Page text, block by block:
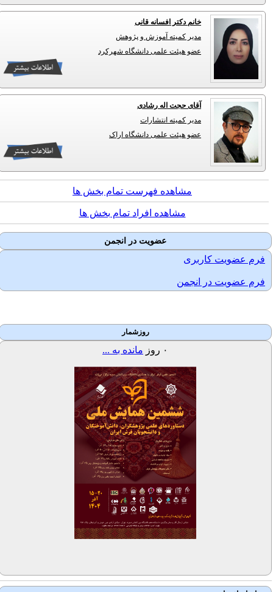
خانم دکتر افسانه قانی
مدیر کمیته آموزش و پژوهش
عضو هیئت علمی دانشگاه شهرکرد
آقای حجت اله رشادی
مدیر کمیته انتشارات
عضو هیئت علمی دانشگاه اراک
مشاهده فهرست تمام بخش ها
مشاهده افراد تمام بخش ها
عضویت در انجمن
فرم عضویت کاربری
فرم عضویت در انجمن
روزشمار
روزمانده به ...